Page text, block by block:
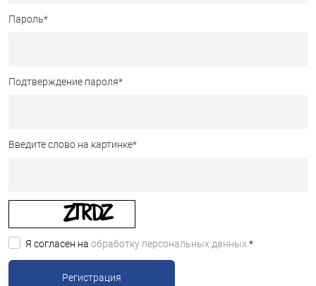
Пароль*
Подтверждение пароля*
Введите слово на картинке*
Я согласен на обработку персональных данных. *